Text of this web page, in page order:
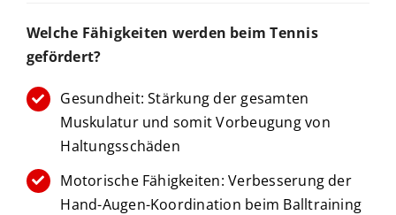
Suche
Welche Fähigkeiten werden beim Tennis
gefördert?
Gesundheit: Stärkung der gesamten
Muskulatur und somit Vorbeugung von
Haltungsschäden
Motorische Fähigkeiten: Verbesserung der
Hand-Augen-Koordination beim Balltraining